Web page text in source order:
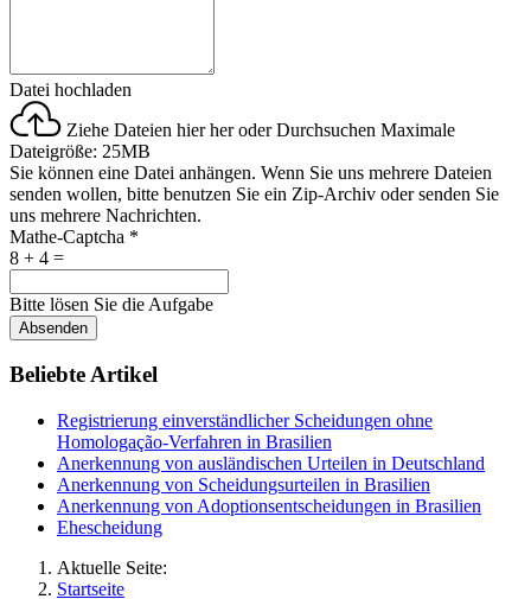
Datei hochladen
Ziehe Dateien hier her oderDurchsuchen Maximale
Dateigröße: 25MB
Sie können eine Datei anhängen. Wenn Sie uns mehrere Dateien
senden wollen, bitte benutzen Sie ein Zip-Archiv oder senden Sie
uns mehrere Nachrichten.
Mathe-Captcha *
8 + 4 =
Bitte lösen Sie die Aufgabe
Absenden
Beliebte Artikel
Registrierung einverständlicher Scheidungen ohne
Homologação-Verfahren in Brasilien
Anerkennung von ausländischen Urteilen in Deutschland
Anerkennung von Scheidungsurteilen in Brasilien
Anerkennung von Adoptionsentscheidungen in Brasilien
Ehescheidung
Aktuelle Seite:
Startseite